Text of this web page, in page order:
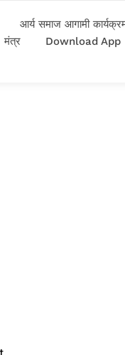
आर्य समाज आगामी
मंत्र Download App